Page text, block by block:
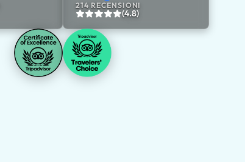
214 RECENSIONI
(4.8)